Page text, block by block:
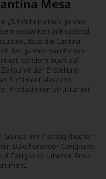
Mesa
„Schönheit eines ganzen
Gedanken anknüpfend,
dass die Cantina
der ganzen sardischen
sondern auch auf
der Erstellung
Sortiment vierzehn
Produktlinien strukturiert
Giunco, ein fruchtig-frischer
Buio hörender Carignano.
Carignano ruhende Rosa